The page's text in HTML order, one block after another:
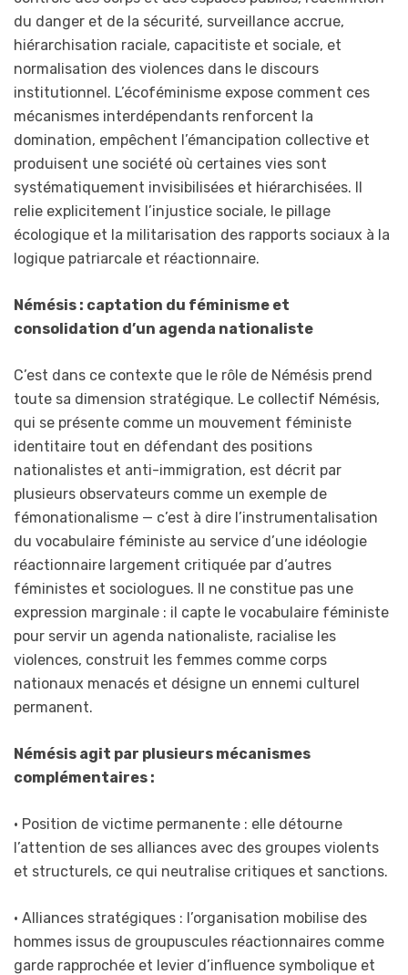
du danger et de la sécurité, surveillance accrue,
hiérarchisation raciale, capacitiste et sociale, et
normalisation des violences dans le discours
institutionnel. L’écoféminisme expose comment ces
mécanismes interdépendants renforcent la
domination, empêchent l’émancipation collective et
produisent une société où certaines vies sont
systématiquement invisibilisées et hiérarchisées. Il
relie explicitement l’injustice sociale, le pillage
écologique et la militarisation des rapports sociaux à la
logique patriarcale et réactionnaire.
Némésis : captation du féminisme et
consolidation d’un agenda nationaliste
C’est dans ce contexte que le rôle de Némésis prend
toute sa dimension stratégique. Le collectif Némésis,
qui se présente comme un mouvement féministe
identitaire tout en défendant des positions
nationalistes et anti-immigration, est décrit par
plusieurs observateurs comme un exemple de
fémonationalisme — c’est à dire l’instrumentalisation
du vocabulaire féministe au service d’une idéologie
réactionnaire largement critiquée par d’autres
féministes et sociologues. Il ne constitue pas une
expression marginale : il capte le vocabulaire féministe
pour servir un agenda nationaliste, racialise les
violences, construit les femmes comme corps
nationaux menacés et désigne un ennemi culturel
permanent.
Némésis agit par plusieurs mécanismes
complémentaires :
• Position de victime permanente : elle détourne
l’attention de ses alliances avec des groupes violents
et structurels, ce qui neutralise critiques et sanctions.
• Alliances stratégiques : l’organisation mobilise des
hommes issus de groupuscules réactionnaires comme
garde rapprochée et levier d’influence symbolique et